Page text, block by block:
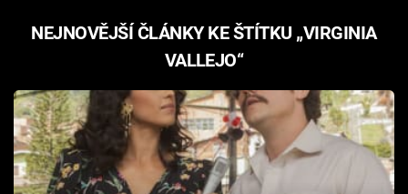
Filmy
Seriály
NEJNOVĚJŠÍ ČLÁNKY KE ŠTÍTKU „VIRGINIA
VALLEJO“